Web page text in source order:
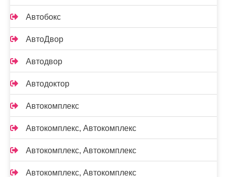
Автобокс
АвтоДвор
Автодвор
Автодоктор
Автокомплекс
Автокомплекс, Автокомплекс
Автокомплекс, Автокомплекс
Автокомплекс, Автокомплекс